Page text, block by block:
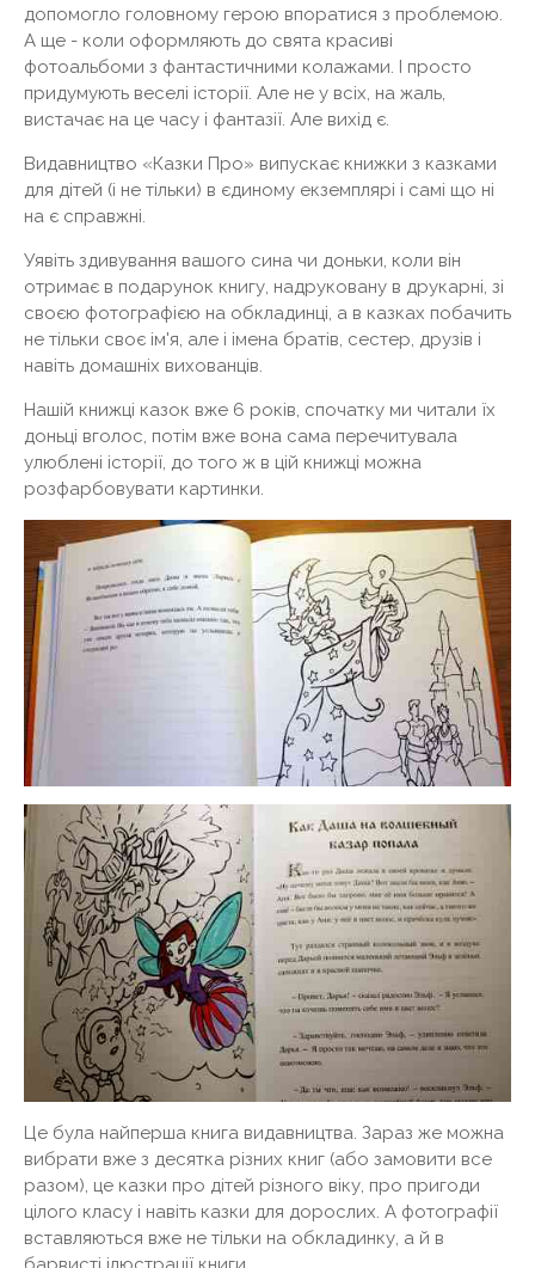
допомогло головному герою впоратися з проблемою.
А ще - коли оформляють до свята красиві
фотоальбоми з фантастичними колажами. І просто
придумують веселі історії. Але не у всіх, на жаль,
вистачає на це часу і фантазії. Але вихід є.
Видавництво «Казки Про» випускає книжки з казками
для дітей (і не тільки) в єдиному екземплярі і самі що ні
на є справжні.
Уявіть здивування вашого сина чи доньки, коли він
отримає в подарунок книгу, надруковану в друкарні, зі
своєю фотографією на обкладинці, а в казках побачить
не тільки своє ім'я, але і імена братів, сестер, друзів і
навіть домашніх вихованців.
Нашій книжці казок вже 6 років, спочатку ми читали їх
доньці вголос, потім вже вона сама перечитувала
улюблені історії, до того ж в цій книжці можна
розфарбовувати картинки.
Це була найперша книга видавництва. Зараз же можна
вибрати вже з десятка різних книг (або замовити все
разом), це казки про дітей різного віку, про пригоди
цілого класу і навіть казки для дорослих. А фотографії
вставляються вже не тільки на обкладинку, а й в